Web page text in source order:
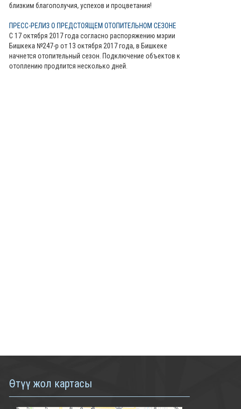
близким благополучия, успехов и процветания!
ПРЕСС-РЕЛИЗ О ПРЕДСТОЯЩЕМ ОТОПИТЕЛЬНОМ СЕЗОНЕ
С 17 октября 2017 года согласно распоряжению мэрии
Бишкека №247-р от 13 октября 2017 года, в Бишкеке
начнется отопительный сезон. Подключение объектов к
отоплению продлится несколько дней.
Өтүү жол картасы